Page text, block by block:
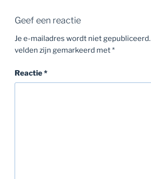
Geef een reactie
Je e-mailadres wordt niet gepubliceerd.
velden zijn gemarkeerd met*
Reactie*